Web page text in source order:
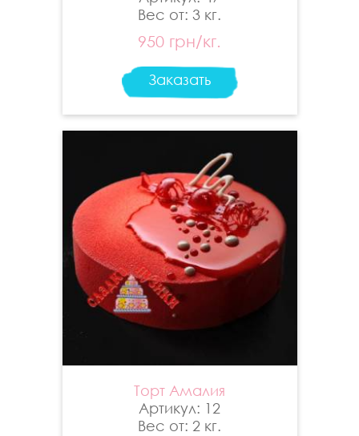
Вес от: 3 кг.
950 грн/кг.
Заказать
Торт Амалия
Артикул: 12
Вес от: 2 кг.